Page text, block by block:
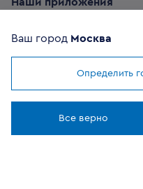
Мы
Наши приложения
Ваш город Москва
Определить
Все верно